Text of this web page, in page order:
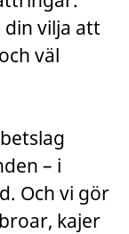
vilja att
väl
– i
Och vi gör
kajer